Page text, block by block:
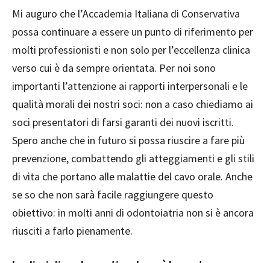
Mi auguro che l’Accademia Italiana di Conservativa
possa continuare a essere un punto di riferimento per
molti professionisti e non solo per l’eccellenza clinica
verso cui è da sempre orientata. Per noi sono
importanti l’attenzione ai rapporti interpersonali e le
qualità morali dei nostri soci: non a caso chiediamo ai
soci presentatori di farsi garanti dei nuovi iscritti.
Spero anche che in futuro si possa riuscire a fare più
prevenzione, combattendo gli atteggiamenti e gli stili
di vita che portano alle malattie del cavo orale. Anche
se so che non sarà facile raggiungere questo
obiettivo: in molti anni di odontoiatria non si è ancora
riusciti a farlo pienamente.